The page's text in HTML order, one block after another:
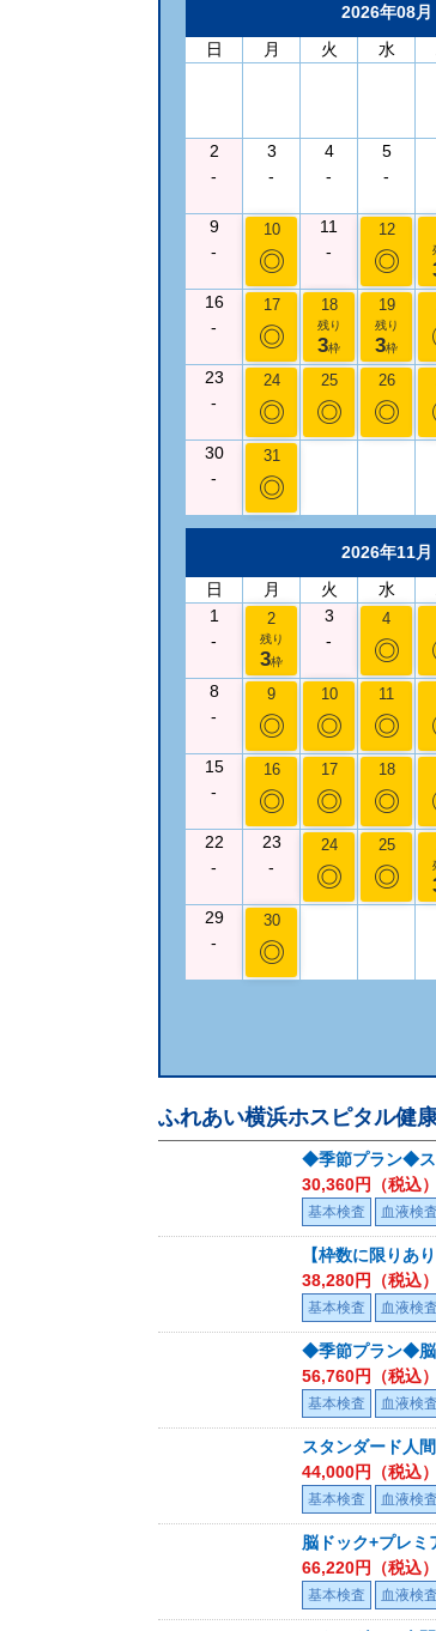
2026年08月
日
月 火 水
2
-
3
-
4
-
5
-
9
-
10
◎
11
-
12
◎
16
-
17
◎
18
残り
3枠
19
残り
3枠
23
-
24
◎
25
◎
26
◎
30
-
31
◎
2026年11月
日
月 火 水
1
-
2
残り
3枠
3
-
4
◎
8
-
9
◎
10
◎
11
◎
15
-
16
◎
17
◎
18
◎
22
-
23
-
24
◎
25
◎
29
-
30
◎
ふれあい横浜ホスピタル健
◆季節プラン◆ス
30,360円（税込）
基本検査 血液検査
【枠数に限りあ
38,280円（税込）
基本検査 血液検査
◆季節プラン◆脳
56,760円（税込）
基本検査 血液検査
スタンダード人
44,000円（税込）
基本検査 血液検査
脳ドック+プレミ
66,220円（税込）
基本検査 血液検査